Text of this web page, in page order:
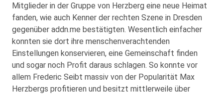
Mitglieder in der Gruppe von Herzberg eine neue Heimat
fanden, wie auch Kenner der rechten Szene in Dresden
gegenüber addn.me bestätigten. Wesentlich einfacher
konnten sie dort ihre menschenverachtenden
Einstellungen konservieren, eine Gemeinschaft finden
und sogar noch Profit daraus schlagen. So konnte vor
allem Frederic Seibt massiv von der Popularität Max
Herzbergs profitieren und besitzt mittlerweile über